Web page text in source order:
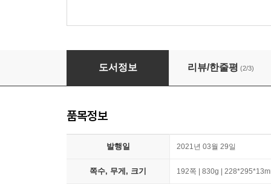
킨포크 KINFOLK (계간) : vol.39
도서정보 리뷰/한줄평 (2/3)
품목정보
발행일 2021년 03월 29일
쪽수, 무게, 크기 192쪽 | 830g |